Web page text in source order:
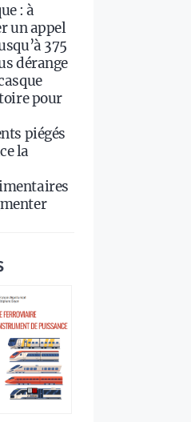
: à
un appel
375
dérange
pour
piégés
la